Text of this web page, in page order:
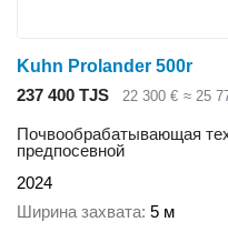
Kuhn Prolander 500r
237 400 TJS
22 300 € ≈ 25
Почвообрабатывающая
предпосевной
2024
Ширина захвата 5 м